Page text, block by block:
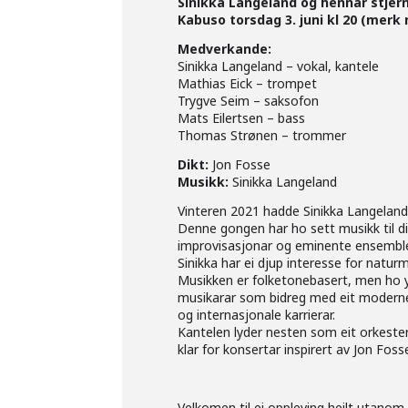
Kabuso torsdag 3. juni kl 20
Medverkande:
Sinikka Langeland – vokal, kantele
Mathias Eick – trompet
Trygve Seim – saksofon
Mats Eilertsen – bass
Thomas Strønen – trommer
Dikt: Jon Fosse
Musikk: Sinikka Langeland
Vinteren 2021 hadde Sinikka
Denne gongen har ho sett musikk til
improvisasjonar og eminente
Sinikka har ei djup interesse for
Musikken er folketonebasert, men
musikarar som bidreg med eit
og internasjonale karrierar.
Kantelen lyder nesten som eit
klar for konsertar inspirert av Jon